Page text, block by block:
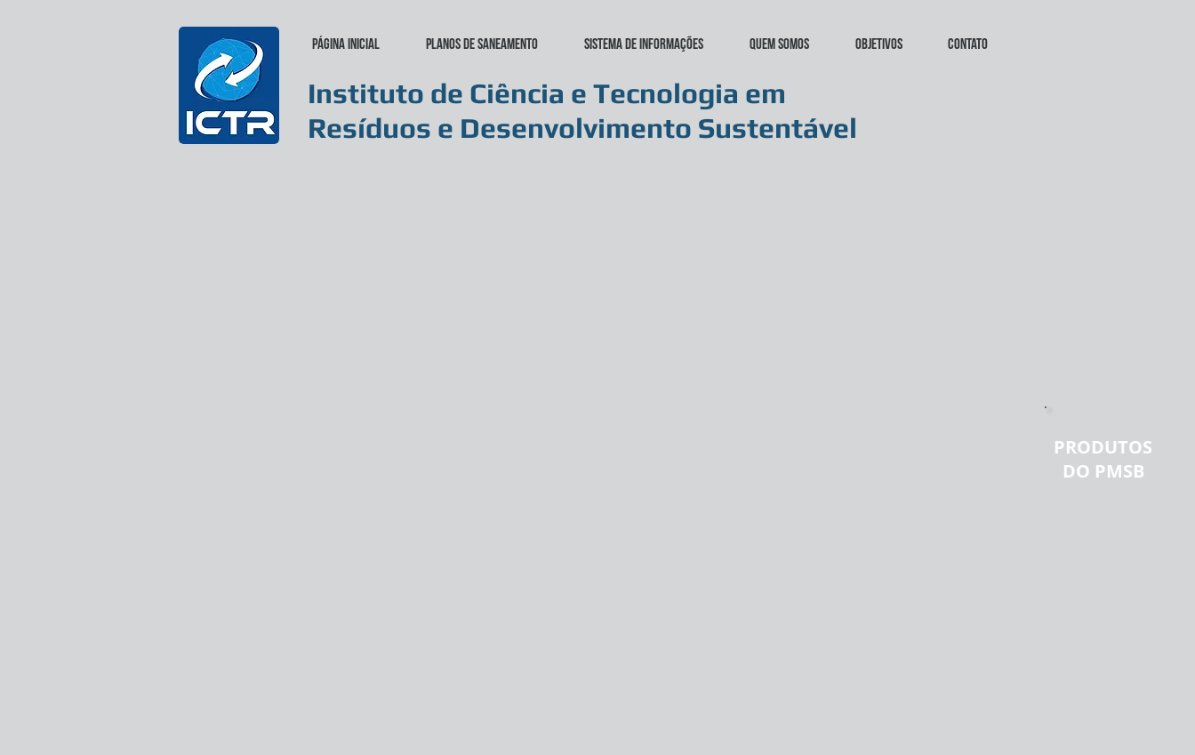
Página inicial Planos de Saneamento Sistema de Informações Quem somos Objetivos Contato
Instituto de Ciência e Tecnologia em
Resíduos e Desenvolvimento Sustentável
PRODUTOS
DO PMSB